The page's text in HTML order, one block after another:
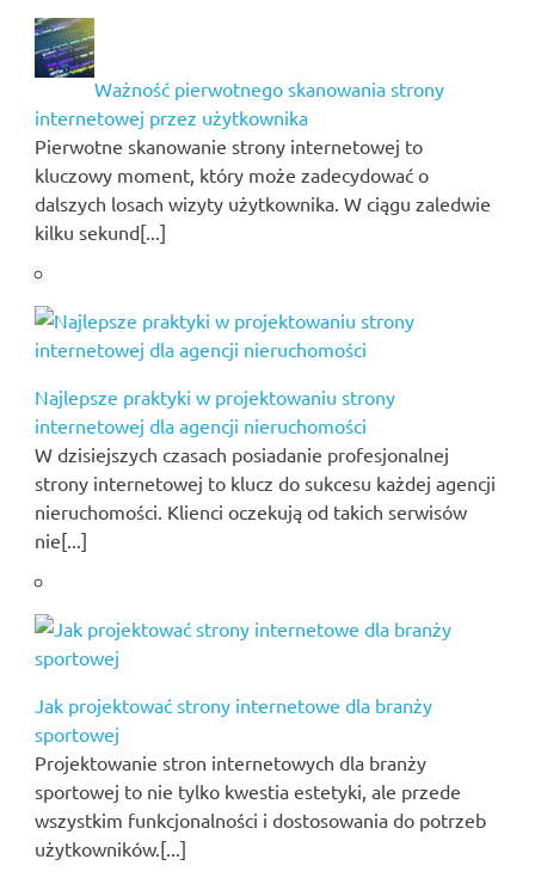
Ważność pierwotnego skanowania strony
internetowej przez użytkownika
Pierwotne skanowanie strony internetowej to
kluczowy moment, który może zadecydować o
dalszych losach wizyty użytkownika. W ciągu zaledwie
kilku sekund[...]
Najlepsze praktyki w projektowaniu strony
internetowej dla agencji nieruchomości
W dzisiejszych czasach posiadanie profesjonalnej
strony internetowej to klucz do sukcesu każdej agencji
nieruchomości. Klienci oczekują od takich serwisów
nie[...]
Jak projektować strony internetowe dla branży
sportowej
Projektowanie stron internetowych dla branży
sportowej to nie tylko kwestia estetyki, ale przede
wszystkim funkcjonalności i dostosowania do potrzeb
użytkowników.[...]